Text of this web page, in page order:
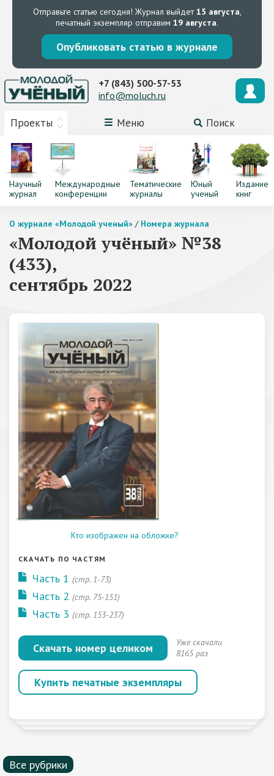
Отправьте статью сегодня! Журнал выйдет15 августа,
печатный экземпляр отправим 19 августа.
Опубликовать статью в журнале
Проекты Меню Поиск
+7 (843) 500-57-53
info@moluch.ru
Научный
журнал
Международные
конференции
Тематические
журналы
Юный
ученый
Издание
книг
О журнале «Молодой ученый» / Номера журнала
«Молодой учёный» №38
(433),
сентябрь 2022
Кто изображен на обложке?
СКАЧАТЬ ПО ЧАСТЯМ
Часть 1 (стр. 1-73)
Часть 2 (стр. 75-151)
Часть 3 (стр. 153-237)
Скачать номер целиком
Уже скачали
8165 раз
Купить печатные экземпляры
Все рубрики